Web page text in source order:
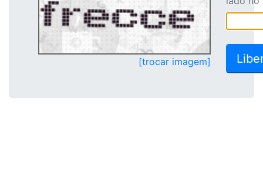
[trocar imagem]